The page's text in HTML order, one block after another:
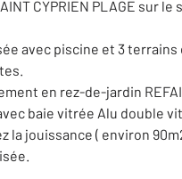
CYPRIEN PLAGE sur
avec piscine et 3
en rez-de-jardin
baie vitrée Alu
la jouissance ( environ